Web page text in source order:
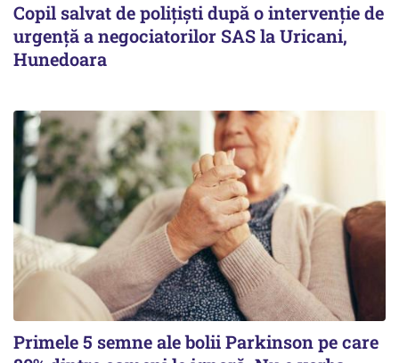
Copil salvat de polițiști după o intervenție de
urgență a negociatorilor SAS la Uricani,
Hunedoara
Primele 5 semne ale bolii Parkinson pe care